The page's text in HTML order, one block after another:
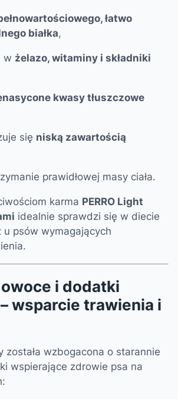
łatwo
białka,
w żelazo, witaminy i składniki
kwasy tłuszczowe
się niską zawartością
prawidłowej masy ciała.
karma PERRO Light
idealnie sprawdzi się w diecie
u psów wymagających
i dodatki
wsparcie trawienia i
została wzbogacona o starannie
wspierające zdrowie psa na